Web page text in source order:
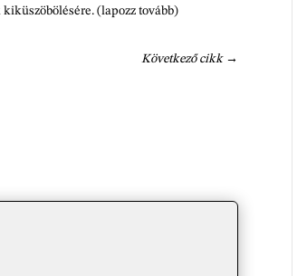
(lapozz tovább)
Következő cikk→